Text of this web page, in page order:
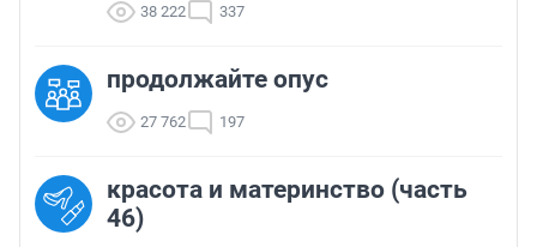
38 222 337
продолжайте опус
27 762 197
красота и материнство (часть
46)